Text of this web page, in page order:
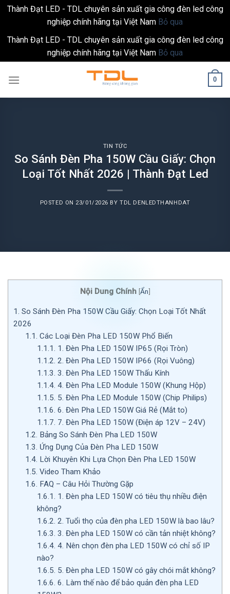
Thành Đạt LED - TDL chuyên sản xuất gia công đèn led công
nghiệp chính hãng tại Việt Nam Bỏ qua
Thành Đạt LED - TDL chuyên sản xuất gia công đèn led công
nghiệp chính hãng tại Việt Nam Bỏ qua
0
TIN TỨC
So Sánh Đèn Pha 150W Cầu Giấy: Chọn
Loại Tốt Nhất 2026 | Thành Đạt Led
POSTED ON 23/01/2026 BYTDL DENLEDTHANHDAT
Nội Dung Chính [Ẩn]
1. So Sánh Đèn Pha 150W Cầu Giấy: Chọn Loại Tốt Nhất
2026
1.1. Các Loại Đèn Pha LED 150W Phổ Biến
1.1.1. 1. Đèn Pha LED 150W IP65 (Rọi Tròn)
1.1.2. 2. Đèn Pha LED 150W IP66 (Rọi Vuông)
1.1.3. 3. Đèn Pha LED 150W Thấu Kính
1.1.4. 4. Đèn Pha LED Module 150W (Khung Hộp)
1.1.5. 5. Đèn Pha LED Module 150W (Chip Philips)
1.1.6. 6. Đèn Pha LED 150W Giá Rẻ (Mắt to)
1.1.7. 7. Đèn Pha LED 150W (Điện áp 12V – 24V)
1.2. Bảng So Sánh Đèn Pha LED 150W
1.3. Ứng Dụng Của Đèn Pha LED 150W
1.4. Lời Khuyên Khi Lựa Chọn Đèn Pha LED 150W
1.5. Video Tham Khảo
1.6. FAQ – Câu Hỏi Thường Gặp
1.6.1. 1. Đèn pha LED 150W có tiêu thụ nhiều điện
không?
1.6.2. 2. Tuổi thọ của đèn pha LED 150W là bao lâu?
1.6.3. 3. Đèn pha LED 150W có cần tản nhiệt không?
1.6.4. 4. Nên chọn đèn pha LED 150W có chỉ số IP
nào?
1.6.5. 5. Đèn pha LED 150W có gây chói mắt không?
1.6.6. 6. Làm thế nào để bảo quản đèn pha LED